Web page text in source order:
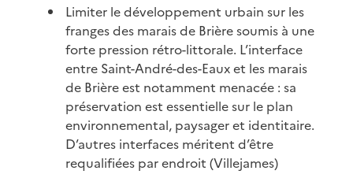
Limiter le développement urbain sur les
franges des marais de Brière soumis à une
forte pression rétro-littorale. L’interface
entre Saint-André-des-Eaux et les marais
de Brière est notamment menacée : sa
préservation est essentielle sur le plan
environnemental, paysager et identitaire.
D’autres interfaces méritent d’être
requalifiées par endroit (Villejames)